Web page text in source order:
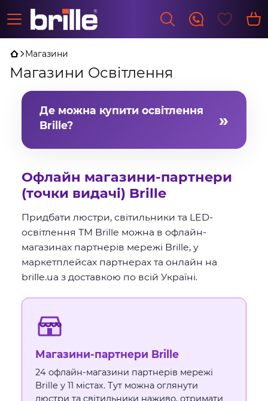
Магазини
Магазини Освітлення
Де можна купити освітлення
Brille?
»
шляхами.
партнери мережі Brille: 24 офлайн-
адреси у Києві, Львові, Дніпрі, Одесі,
Харкові, Запоріжжі, Полтаві, Житомирі,
Хмельницькому, Кривому Розі та Ірпені,
де товар можна оглянути наживо і
забрати одразу.
Другий - маркетплейси: освітлення ТМ
всій Україні. Третій - онлайн на
доставкою в будь-яке місто. Єдина
Офлайн магазини-партнери
(точки видачі) Brille
Придбати люстри, світильники та LED-
освітлення ТМ Brille можна в офлайн-
магазинах партнерів мережі Brille, у
маркетплейсах партнерах та онлайн на
brille.ua з доставкою по всій Україні.
Магазини-партнери Brille
24 офлайн-магазини партнерів мережі
Brille у 11 містах. Тут можна оглянути
люстри та світильники наживо, отримати